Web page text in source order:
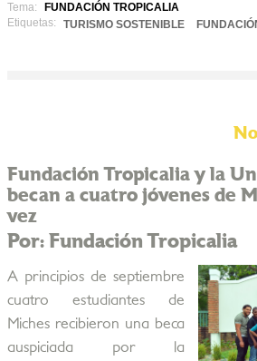
Tema:
FUNDACIÓN TROPICALIA
Etiquetas:
TURISMO SOSTENIBLE
Fundación Tropicalia y la
becan a cuatro jóvenes de
vez
Por: Fundación Tropicalia
A principios de septiembre
cuatro estudiantes de
Miches recibieron una beca
auspiciada por la